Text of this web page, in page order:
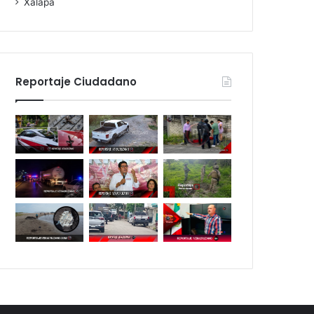
Reportaje Ciudadano